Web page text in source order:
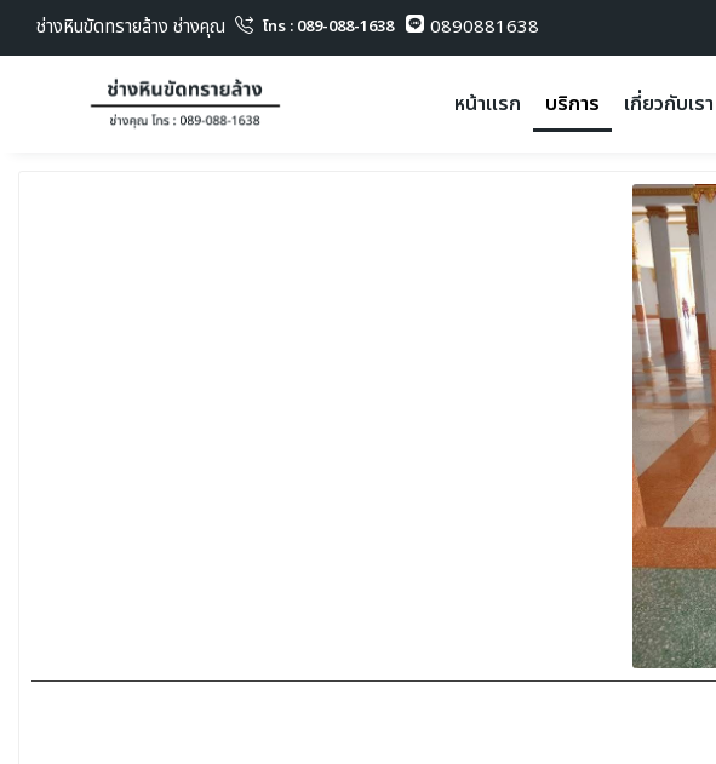
ช่างหินขัดทรายล้าง ช่างคุณ โทร : 089-088-1638 0890881638
หน้าแรก บริการ เกี่ยวกับเรา